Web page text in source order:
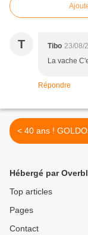
T Tibo 23/08/
La vache
Répondre
< 40 ans !
Hébergé par
Top articles
Pages
Contact